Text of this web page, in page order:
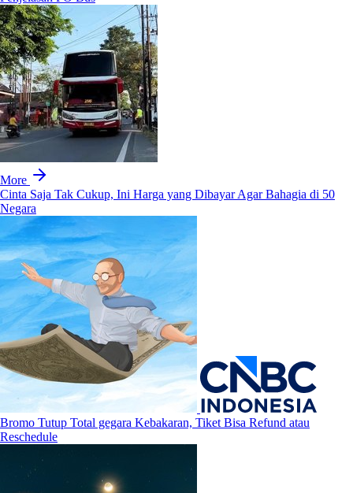
More
Cinta Saja Tak Cukup, Ini Harga yang Dibayar Agar Bahagia di 50
Negara
Bromo Tutup Total gegara Kebakaran, Tiket Bisa Refund atau
Reschedule